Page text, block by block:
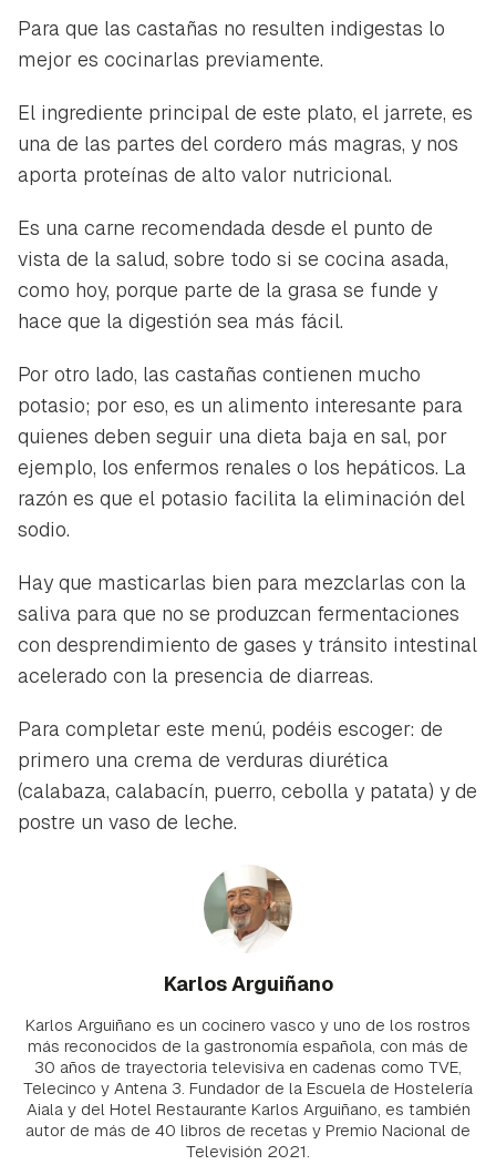
Para que las castañas no resulten indigestas lo
mejor es cocinarlas previamente.
El ingrediente principal de este plato, el jarrete, es
una de las partes del cordero más magras, y nos
aporta proteínas de alto valor nutricional.
Es una carne recomendada desde el punto de
vista de la salud, sobre todo si se cocina asada,
como hoy, porque parte de la grasa se funde y
hace que la digestión sea más fácil.
Por otro lado, las castañas contienen mucho
potasio; por eso, es un alimento interesante para
quienes deben seguir una dieta baja en sal, por
ejemplo, los enfermos renales o los hepáticos. La
razón es que el potasio facilita la eliminación del
sodio.
Hay que masticarlas bien para mezclarlas con la
saliva para que no se produzcan fermentaciones
con desprendimiento de gases y tránsito intestinal
acelerado con la presencia de diarreas.
Para completar este menú, podéis escoger: de
primero una crema de verduras diurética
(calabaza, calabacín, puerro, cebolla y patata) y de
postre un vaso de leche.
Karlos Arguiñano
Karlos Arguiñano es un cocinero vasco y uno de los rostros
más reconocidos de la gastronomía española, con más de
30 años de trayectoria televisiva en cadenas como TVE,
Telecinco y Antena 3. Fundador de la Escuela de Hostelería
Aiala y del Hotel Restaurante Karlos Arguiñano, es también
autor de más de 40 libros de recetas y Premio Nacional de
Televisión 2021.